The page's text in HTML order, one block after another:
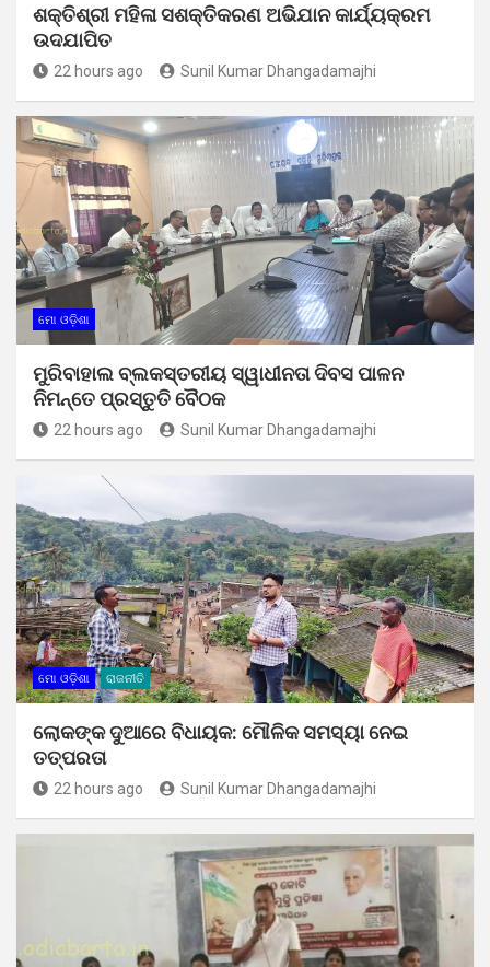
ଶକ୍ତିଶ୍ରୀ ମହିଳା ସଶକ୍ତିକରଣ ଅଭିଯାନ କାର୍ଯ୍ୟକ୍ରମ
ଉଦଯାପିତ
22 hours ago Sunil Kumar Dhangadamajhi
ମୋ ଓଡ଼ିଶା
ମୁରିବାହାଲ ବ୍ଲକସ୍ତରୀୟ ସ୍ୱାଧୀନତା ଦିବସ ପାଳନ
ନିମନ୍ତେ ପ୍ରସ୍ତୁତି ବୈଠକ
22 hours ago Sunil Kumar Dhangadamajhi
ମୋ ଓଡ଼ିଶା ରାଜନୀତି
ଲୋକଙ୍କ ଦୁଆରେ ବିଧାୟକ: ମୌଳିକ ସମସ୍ୟା ନେଇ
ତତ୍ପରତା
22 hours ago Sunil Kumar Dhangadamajhi